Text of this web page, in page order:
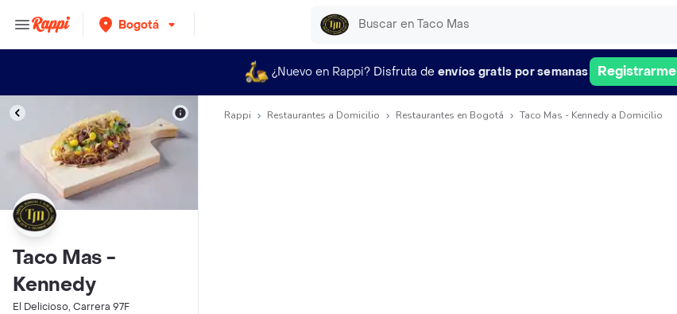
Bogotá
¿Nuevo en Rappi? Disfruta de envíos gratis por semanas Registrarme
Taco Mas -
Kennedy
El Delicioso, Carrera 97F
Rappi Restaurantes a Domicilio Restaurantes en Bogotá Taco Mas - Kennedy a Domicilio